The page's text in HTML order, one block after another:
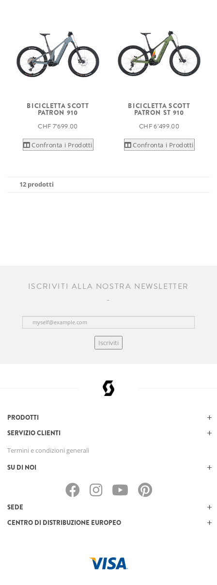
BICICLETTA SCOTT
PATRON 910
CHF 7’699.00
Confronta i Prodotti
BICICLETTA SCOTT
PATRON ST 910
CHF 6’499.00
Confronta i Prodotti
12 prodotti
ISCRIVITI ALLA NOSTRA NEWSLETTER
Iscriviti
PRODOTTI
SERVIZIO CLIENTI
Termini e condizioni generali
SU DI NOI
SEDE
CENTRO DI DISTRIBUZIONE EUROPEO